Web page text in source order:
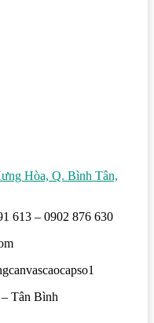
Hòa, Q. Bình Tân,
613 – 0902 876 630
Tân Bình